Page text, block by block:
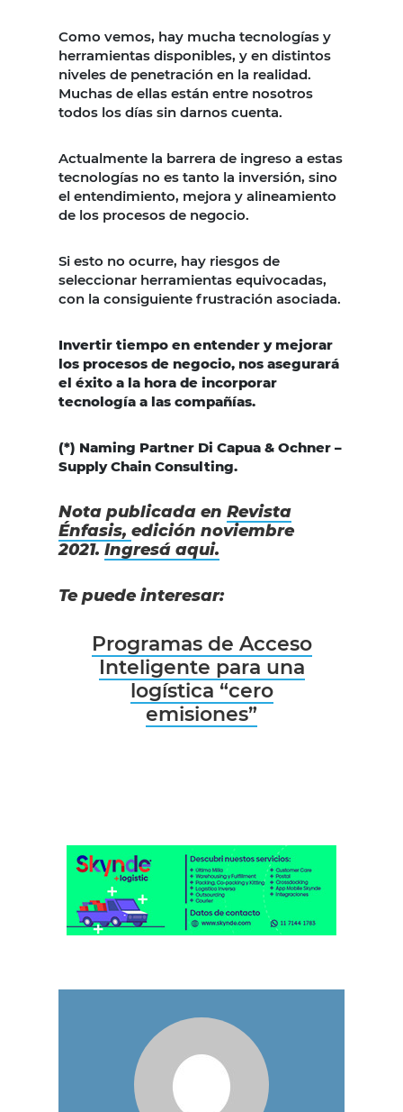
Como vemos, hay mucha tecnologías y
herramientas disponibles, y en distintos
niveles de penetración en la realidad.
Muchas de ellas están entre nosotros
todos los días sin darnos cuenta.
Actualmente la barrera de ingreso a estas
tecnologías no es tanto la inversión, sino
el entendimiento, mejora y alineamiento
de los procesos de negocio.
Si esto no ocurre, hay riesgos de
seleccionar herramientas equivocadas,
con la consiguiente frustración asociada.
Invertir tiempo en entender y mejorar
los procesos de negocio, nos asegurará
el éxito a la hora de incorporar
tecnología a las compañías.
(*) Naming Partner Di Capua & Ochner –
Supply Chain Consulting.
Nota publicada en Revista
Énfasis, edición noviembre
2021. Ingresá aqui.
Te puede interesar:
Programas de Acceso
Inteligente para una
logística “cero
emisiones”